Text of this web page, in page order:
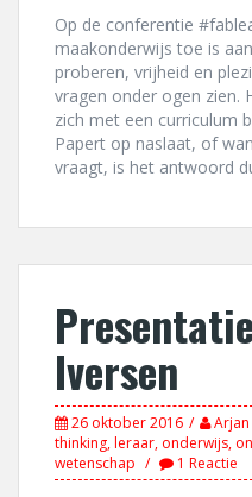
Op de conferentie
maakonderwijs toe is
proberen, vrijheid en
vragen onder ogen zien.
zich met een curriculum
Papert op naslaat, of
vraagt, is het antwoord
Iversen
26 oktober 2016 Arjan
thinking,leraar, onderwijs,
wetenschap
1 Reactie